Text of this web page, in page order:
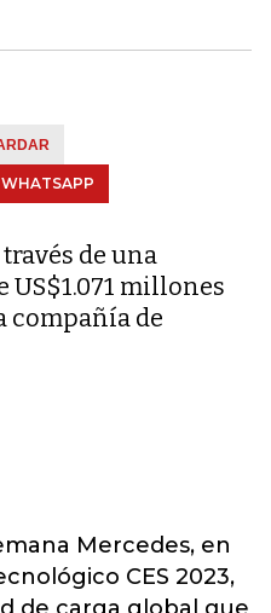
de una
US$1.071 millones
compañía de
Mercedes, en
CES 2023,